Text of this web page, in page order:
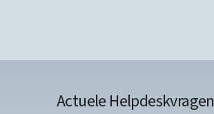
Actuele Helpdeskvragen